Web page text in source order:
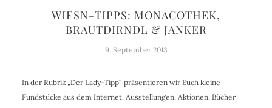
WIESN-TIPPS: MONACOTHEK,
BRAUTDIRNDL & JANKER
9. September 2013
In der Rubrik „Der Lady-Tipp“ präsentieren wir Euch kleine
Fundstücke aus dem Internet, Ausstellungen, Aktionen, Bücher